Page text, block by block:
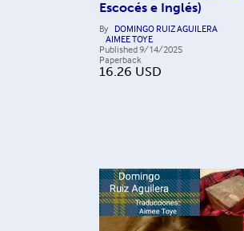
Escocés e Inglés)
By DOMINGO RUIZ AGUILERA
AIMEE TOYE
Published9/14/2025
Paperback
16.26 USD